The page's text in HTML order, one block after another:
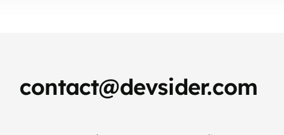
contact@devsider.com